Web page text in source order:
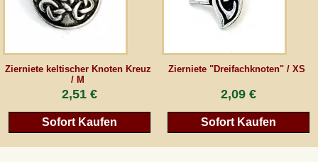
Zierniete keltischer Knoten Kreuz
/ M
2,51 €
Sofort Kaufen
Zierniete "Dreifachknoten" / XS
2,09 €
Sofort Kaufen